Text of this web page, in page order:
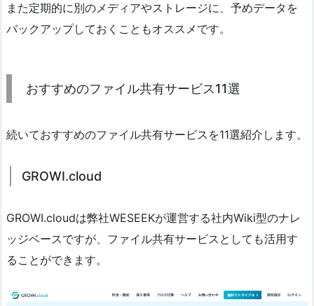
また定期的に別のメディアやストレージに、予めデータを
バックアップしておくこともオススメです。
おすすめのファイル共有サービス11選
続いておすすめのファイル共有サービスを11選紹介します。
GROWI.cloud
GROWI.cloudは弊社WESEEKが運営する社内Wiki型のナレ
ッジベースですが、ファイル共有サービスとしても活用す
ることができます。